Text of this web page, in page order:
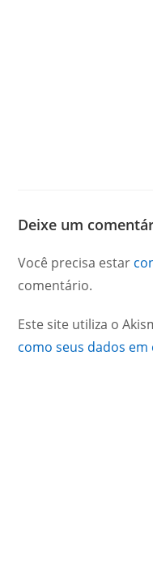
Deixe um
Você precisa estar
comentário.
Este site utiliza o
como seus dados